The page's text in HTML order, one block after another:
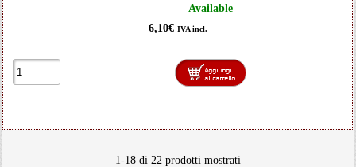
Available
6,10€ IVA incl.
1-18 di 22 prodotti mostrati